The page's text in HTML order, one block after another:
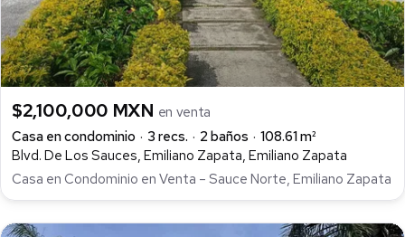
$2,100,000 MXN en venta
Casa en condominio
3 recs. 2 baños
108.61 m²
Blvd. De Los Sauces, Emiliano Zapata, Emiliano Zapata
Casa en Condominio en Venta – Sauce Norte, Emiliano Zapata